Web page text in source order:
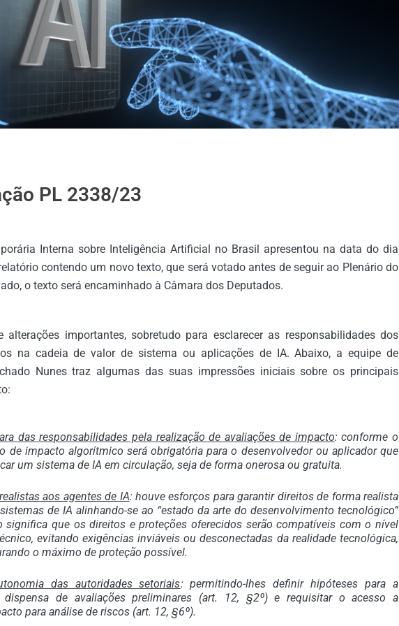
PL 2338/23
Interna sobre Inteligência Artificial no Brasil apresentou na data do dia
contendo um novo texto, que será votado antes de seguir ao Plenário do
o texto será encaminhado à Câmara dos Deputados.
alterações importantes, sobretudo para esclarecer as responsabilidades dos
na cadeia de valor de sistema ou aplicações de IA. Abaixo, a equipe de
Nunes traz algumas das suas impressões iniciais sobre os principais
das responsabilidades pela realização de avaliações de impacto: conforme o
de impacto algorítmico será obrigatória para o desenvolvedor ou aplicador que
um sistema de IA em circulação, seja de forma onerosa ou gratuita.
aos agentes de IA: houve esforços para garantir direitos de forma realista
de IA alinhando-se ao “estado da arte do desenvolvimento tecnológico”
significa que os direitos e proteções oferecidos serão compatíveis com o nível
evitando exigências inviáveis ou desconectadas da realidade tecnológica,
o máximo de proteção possível.
das autoridades setoriais: permitindo-lhes definir hipóteses para a
de avaliações preliminares (art. 12, §2º) e requisitar o acesso a
para análise de riscos (art. 12, §6º).